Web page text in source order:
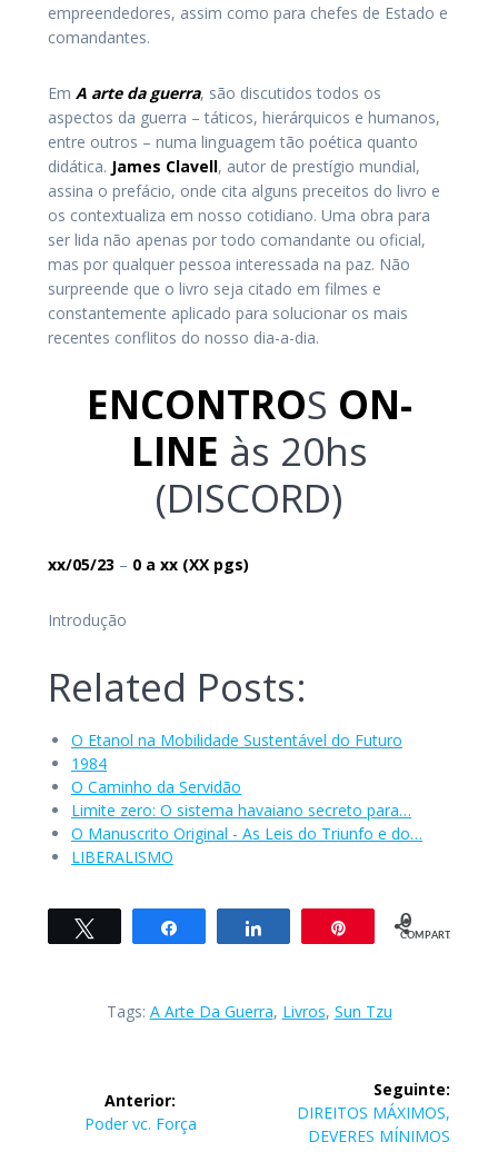
empreendedores, assim como para chefes de Estado e
comandantes.
Em A arte da guerra, são discutidos todos os
aspectos da guerra – táticos, hierárquicos e humanos,
entre outros – numa linguagem tão poética quanto
didática. James Clavell, autor de prestígio mundial,
assina o prefácio, onde cita alguns preceitos do livro e
os contextualiza em nosso cotidiano. Uma obra para
ser lida não apenas por todo comandante ou oficial,
mas por qualquer pessoa interessada na paz. Não
surpreende que o livro seja citado em filmes e
constantemente aplicado para solucionar os mais
recentes conflitos do nosso dia-a-dia.
ENCONTROS ON-
LINE às 20hs
(DISCORD)
xx/05/23 – 0 a xx (XX pgs)
Introdução
Related Posts:
O Etanol na Mobilidade Sustentável do Futuro
1984
O Caminho da Servidão
Limite zero: O sistema havaiano secreto para…
O Manuscrito Original - As Leis do Triunfo e do…
LIBERALISMO
Compartilhar Compartilhar 0
COMPART.
Tags: A Arte Da Guerra, Livros, Sun Tzu
Anterior:
Post
Poder vc. Força
Seguinte:
Post
seguinte:
DIREITOS MÁXIMOS,
DEVERES MÍNIMOS